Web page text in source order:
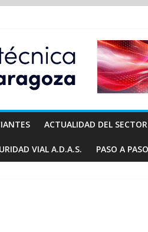
ACTUALIDAD DEL SECTOR
VIAL A.D.A.S. PASO A PASO